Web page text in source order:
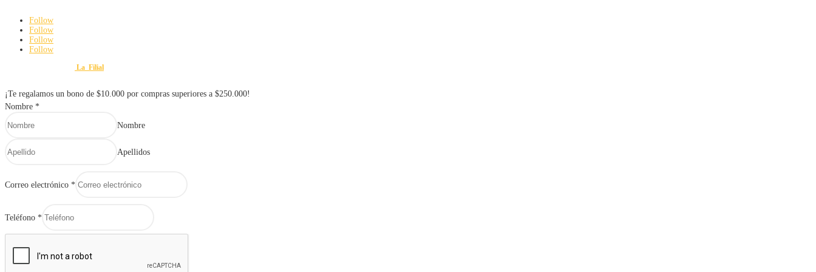
Follow
Follow
Follow
Follow
La_Filial
¡Te regalamos un bono de $10.000 por compras superiores a $250.000!
Nombre *
Nombre
Apellidos
Correo electrónico *
Teléfono *